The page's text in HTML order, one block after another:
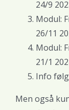
24/9
Modul:
26/11
Modul:
21/1
Info
Men også